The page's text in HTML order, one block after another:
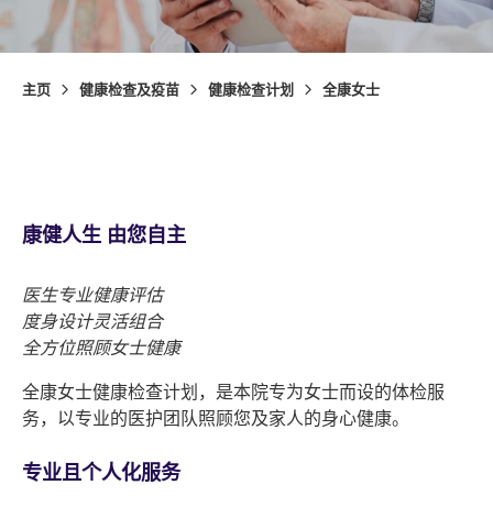
主页 健康检查及疫苗 健康检查计划 全康女士
康健人生 由您自主
医生专业健康评估
度身设计灵活组合
全方位照顾女士健康
全康女士健康检查计划，是本院专为女士而设的体检服
务，以专业的医护团队照顾您及家人的身心健康。
专业且个人化服务